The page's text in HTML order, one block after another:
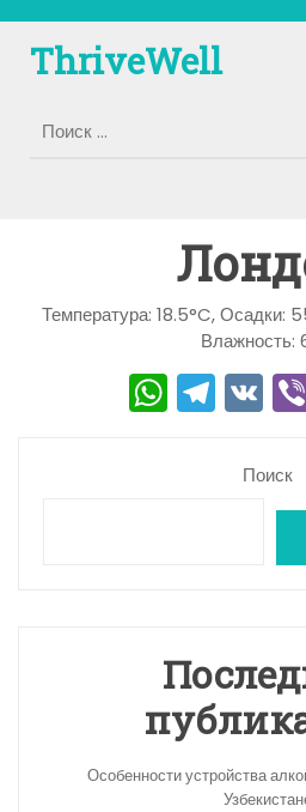
содержимому
ThriveWell
Температура: 18.5°C, Осадки:
Влажность:
W
h
T
el
e
V
K
Поиск
Особенности устройства